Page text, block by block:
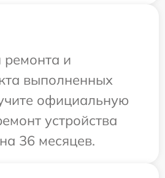
и
выполненных
официальную
устройства
36 месяцев.